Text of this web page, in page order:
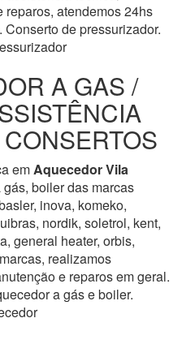
reparos, atendemos 24hs
de pressurizador.
A GAS /
emAquecedorVila
boiler das marcas
inova, komeko,
nordik, soletrol, kent,
general heater, orbis,
realizamos
e reparos em geral.
a gás e boiler.